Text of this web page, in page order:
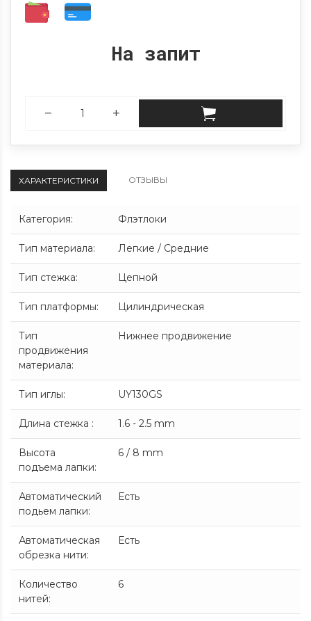
На запит
ХАРАКТЕРИСТИКИ ОТЗЫВЫ
Категория: Флэтлоки
Тип материала: Легкие / Средние
Тип стежка: Цепной
Тип платформы: Цилиндрическая
Тип
продвижения
материала:
Нижнее продвижение
Тип иглы: UY130GS
Длина стежка : 1.6 - 2.5 mm
Высота
подъема лапки:
6 / 8 mm
Автоматический
подьем лапки:
Есть
Автоматическая
обрезка нити:
Есть
Количество
нитей:
6